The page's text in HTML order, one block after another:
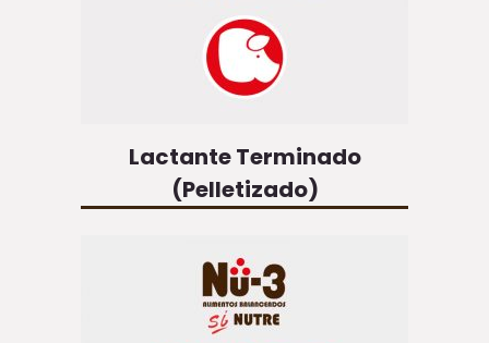
Lactante Terminado
(Pelletizado)